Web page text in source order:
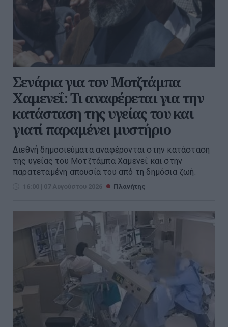
Σενάρια για τον Μοτζτάμπα
Χαμενεΐ: Τι αναφέρεται για την
κατάσταση της υγείας του και
γιατί παραμένει μυστήριο
Διεθνή δημοσιεύματα αναφέρονται στην κατάσταση
της υγείας του Μοτζτάμπα Χαμενεΐ και στην
παρατεταμένη απουσία του από τη δημόσια ζωή.
16:00 | 07 Αυγούστου 2026 Πλανήτης